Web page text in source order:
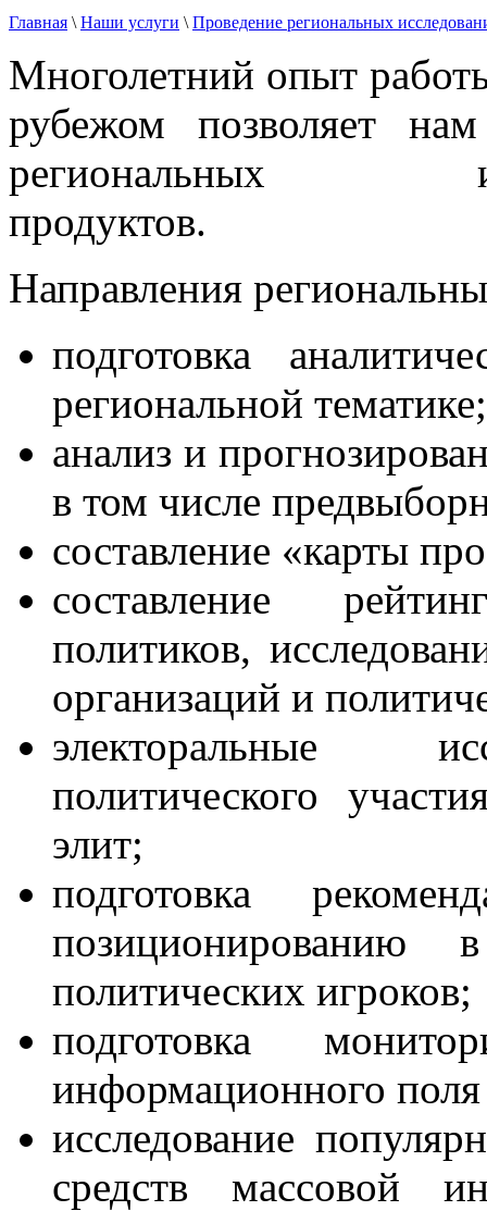
Главная \ Наши услуги \ Проведение региональных
Многолетний опыт
рубежом позволяет
региональных
продуктов.
Направления
подготовка
региональной тематике;
анализ и
в том числе
составление «карты
составление
политиков,
организаций и
электоральные
политического
элит;
подготовка
политических игроков;
подготовка
информационного поля
исследование
средств массовой